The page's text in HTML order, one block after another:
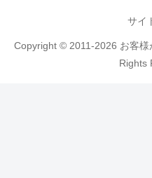
サイ
Copyright © 2011-2026 お客
Rights